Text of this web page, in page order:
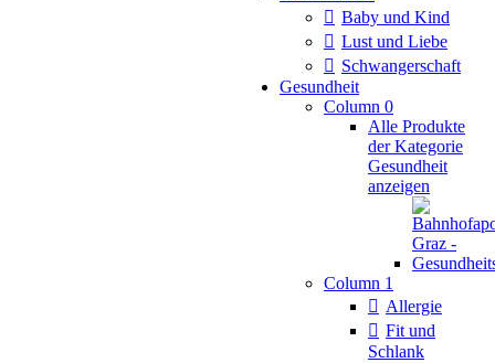
Baby und Kind
Lust und Liebe
Schwangerschaft
Gesundheit
Column 0
Alle Produkte
der Kategorie
Gesundheit
anzeigen
Column 1
Allergie
Fit und
Schlank